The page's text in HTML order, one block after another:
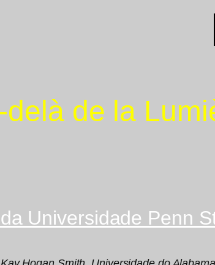
delà de la
Universidade Penn